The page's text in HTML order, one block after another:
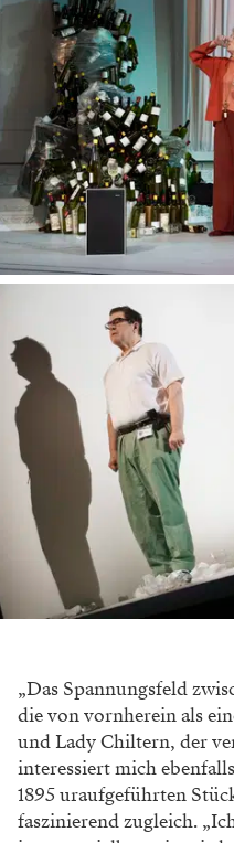
Und dieser analytische
aktuellen Inszenierung
dass es in jedem Stück
der sie interessiere.
besten Handwerk keinen
gestalten.“
Bei „Der ideale Mann“
sie genauer hinschauen
130 Jahre alt. Es geht
Bestechung, also um
beschäftigen. Ich finde
wir so aktuell sind.“
Im Stück hat der Verrat
den Suezkanal Sir
Hauptprot­agonisten bei
dann politisch mächtig
auch angreifbar, will ihn
Cheveley nun doch
bringen, im Parlament
unterstützen, in das sie